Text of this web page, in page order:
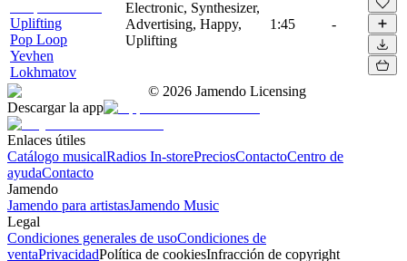
Uplifting
Pop Loop
Yevhen
Lokhmatov
Electronic, Synthesizer,
Advertising, Happy,
Uplifting
1:45 -
© 2026 Jamendo Licensing
Descargar la app
Enlaces útiles
Catálogo musicalRadios In-storePreciosContactoCentro de
ayudaContacto
Jamendo
Jamendo para artistasJamendo Music
Legal
Condiciones generales de usoCondiciones de
ventaPrivacidadPolítica de cookiesInfracción de copyright